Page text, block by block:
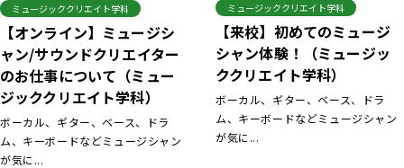
ミュージッククリエイト学科
【オンライン】ミュージシ
ャン/サウンドクリエイター
のお仕事について（ミュー
ジッククリエイト学科）
ボーカル、ギター、ベース、ドラ
ム、キーボードなどミュージシャン
が気に...
ミュージッククリエイト学科
【来校】初めてのミュージ
シャン体験！（ミュージッ
ククリエイト学科）
ボーカル、ギター、ベース、ドラ
ム、キーボードなどミュージシャン
が気に...